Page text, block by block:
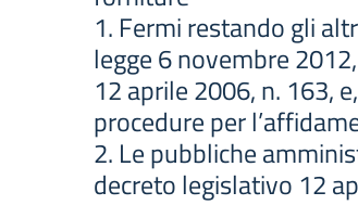
1. Fermi restando gli
legge 6 novembre
12 aprile 2006, n. 163,
procedure per
2. Le pubbliche
decreto legislativo 12